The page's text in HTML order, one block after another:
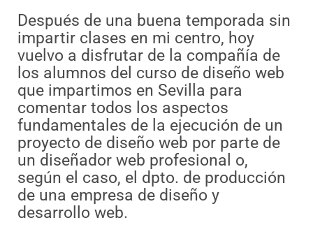
Después de una buena temporada sin
impartir clases en mi centro, hoy
vuelvo a disfrutar de la compañía de
los alumnos del curso de diseño web
que impartimos en Sevilla para
comentar todos los aspectos
fundamentales de la ejecución de un
proyecto de diseño web por parte de
un diseñador web profesional o,
según el caso, el dpto. de producción
de una empresa de diseño y
desarrollo web.